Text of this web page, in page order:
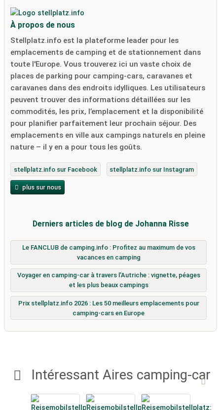
Intéressant Aires camping-car
À propos de nous
Stellplatz.info est la plateforme leader pour les
emplacements de camping et de stationnement dans
toute l'Europe. Vous trouverez ici un vaste choix de
places de parking pour camping-cars, caravanes et
caravanes dans des endroits idylliques. Les utilisateurs
peuvent trouver des informations détaillées sur les
commodités, les prix, l’emplacement et la disponibilité
pour planifier parfaitement leur prochain séjour. Des
emplacements en ville aux campings naturels en pleine
nature – il y en a pour tous les goûts.
stellplatz.info sur Facebook stellplatz.info sur Instagram
plus sur nous
Derniers articles de blog de Johanna Risse
Le FANCLUB de camping.info : Profitez au maximum de vos
vacances en camping
Voyager en camping-car à travers l'Autriche : vignette, péages
et les plus beaux campings
Prix ​​stellplatz.info 2026 : Les 50 meilleurs emplacements pour
camping-cars en Europe